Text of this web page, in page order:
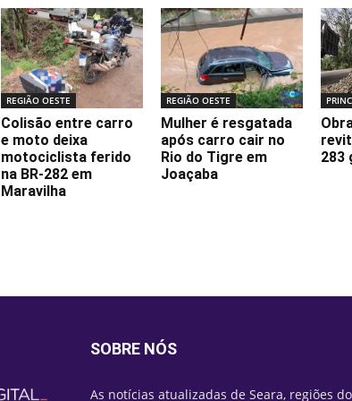
REGIÃO OESTE
Colisão entre carro
e moto deixa
motociclista ferido
na BR-282 em
Maravilha
REGIÃO OESTE
Mulher é resgatada
após carro cair no
Rio do Tigre em
Joaçaba
283
SOBRE NÓS
As notícias atualizadas de Seara, regiões